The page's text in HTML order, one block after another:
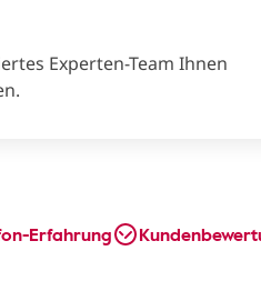
Experten-Team Ihnen
Erfahrung